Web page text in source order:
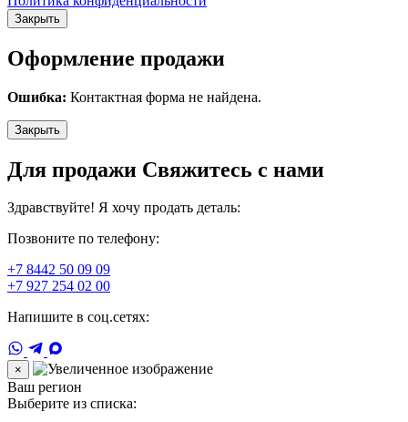
Закрыть
Оформление продажи
Ошибка: Контактная форма не найдена.
Закрыть
Для продажи Свяжитесь с нами
Здравствуйте! Я хочу продать деталь:
Позвоните по телефону:
+7 8442 50 09 09
+7 927 254 02 00
Напишите в соц.сетях:
×
Ваш регион
Выберите из списка: